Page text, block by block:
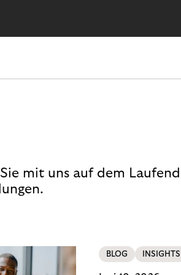
mit uns auf dem
BLOG INSIGHTS